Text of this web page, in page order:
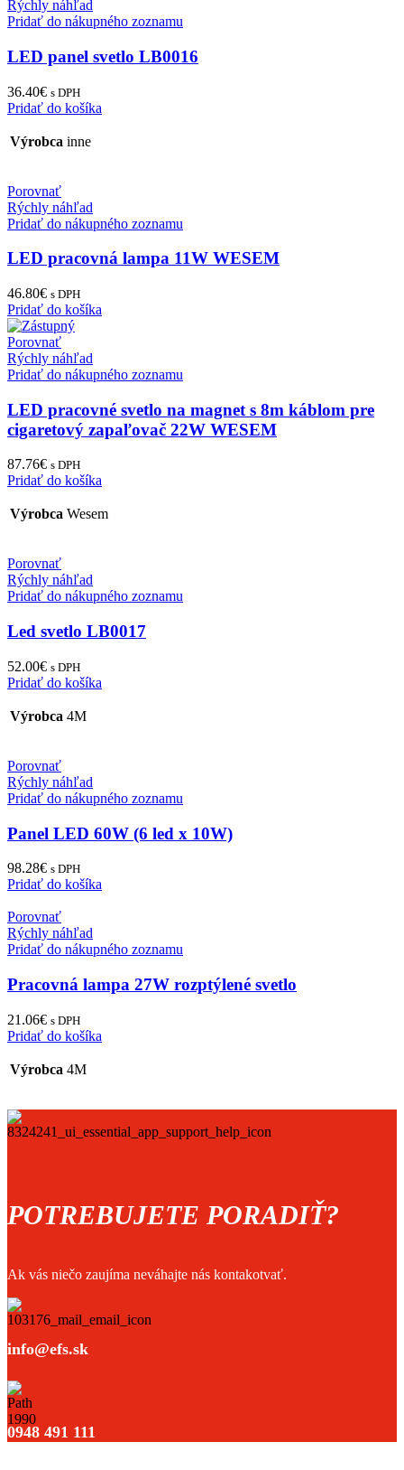
Rýchly náhľad
Pridať do nákupného zoznamu
LED panel svetlo LB0016
36.40€ s DPH
Pridať do košíka
Výrobca inne
Porovnať
Rýchly náhľad
Pridať do nákupného zoznamu
LED pracovná lampa 11W WESEM
46.80€ s DPH
Pridať do košíka
Porovnať
Rýchly náhľad
Pridať do nákupného zoznamu
LED pracovné svetlo na magnet s 8m káblom pre
cigaretový zapaľovač 22W WESEM
87.76€ s DPH
Pridať do košíka
Výrobca Wesem
Porovnať
Rýchly náhľad
Pridať do nákupného zoznamu
Led svetlo LB0017
52.00€ s DPH
Pridať do košíka
Výrobca 4M
Porovnať
Rýchly náhľad
Pridať do nákupného zoznamu
Panel LED 60W (6 led x 10W)
98.28€ s DPH
Pridať do košíka
Porovnať
Rýchly náhľad
Pridať do nákupného zoznamu
Pracovná lampa 27W rozptýlené svetlo
21.06€ s DPH
Pridať do košíka
Výrobca 4M
POTREBUJETE PORADIŤ?
Ak vás niečo zaujíma neváhajte nás kontakotvať.
info@efs.sk
0948 491 111